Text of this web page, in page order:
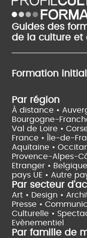
Guides des
de la culture et
Formation
Par région
À distance •
Bourgogne-
Val de Loire •
France •
Île-de-
Aquitaine •
Provence-Alpes-
Etranger •
pays UE • Autre
Par secteur
Art • Design •
Presse •
Culturelle •
Evènementiel
Par famille de